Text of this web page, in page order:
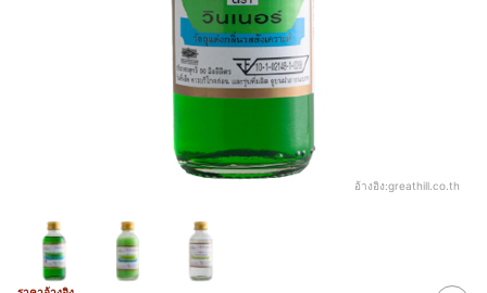
อ้างอิง:greathill.co.th